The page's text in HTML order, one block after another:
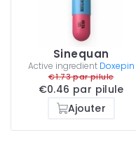
Sinequan
Active ingredient Doxepin
€1.73 par pilule
€0.46 par pilule
Ajouter